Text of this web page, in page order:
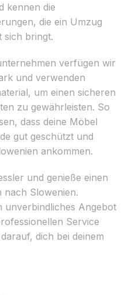
kennen die
die ein Umzug
sich bringt.
verfügen wir
und verwenden
um einen sicheren
zu gewährleisten. So
dass deine Möbel
gut geschützt und
ankommen.
und genieße einen
nach Slowenien.
unverbindliches Angebot
Service
dich bei deinem